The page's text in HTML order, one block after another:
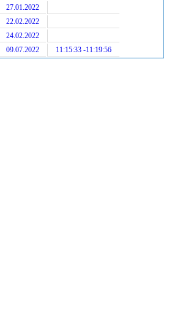
27.01.2022
22.02.2022
24.02.2022
09.07.2022 11:15:33 -11:19:56